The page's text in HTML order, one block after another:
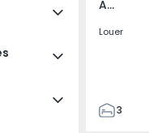
Av. Boavista, Porto
Louer
3